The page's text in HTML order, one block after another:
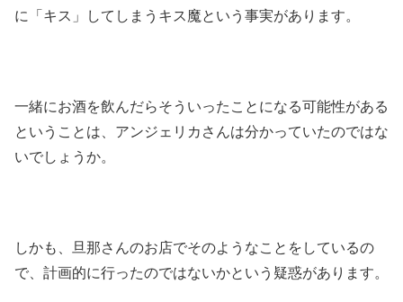
に「キス」してしまうキス魔という事実があります。
一緒にお酒を飲んだらそういったことになる可能性がある
ということは、アンジェリカさんは分かっていたのではな
いでしょうか。
しかも、旦那さんのお店でそのようなことをしているの
で、計画的に行ったのではないかという疑惑があります。